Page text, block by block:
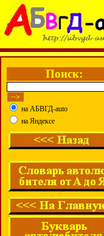
Поиск:
на АБВГД-auto
на Яндексе